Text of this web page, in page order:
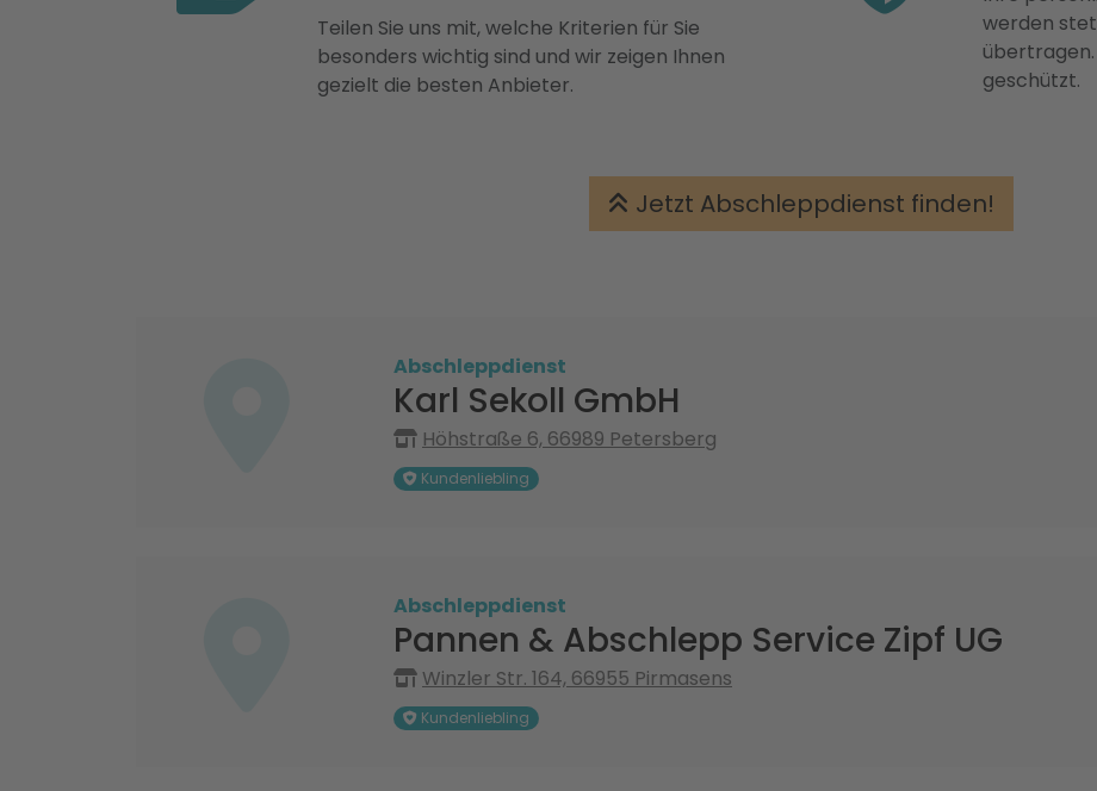
Teilen Sie uns mit, welche Kriterien für Sie
besonders wichtig sind und wir zeigen Ihnen
gezielt die besten Anbieter.
werden
übertragen.
geschützt.
Jetzt Abschleppdienst finden!
Abschleppdienst
Karl Sekoll GmbH
Höhstraße 6, 66989 Petersberg
Kundenliebling
Abschleppdienst
Pannen & Abschlepp Service Zipf UG
Winzler Str. 164, 66955 Pirmasens
Kundenliebling